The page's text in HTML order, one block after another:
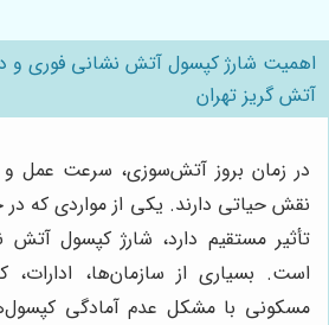
اهمیت شارژ کپسول آتش نشانی فوری و
آتش گریز تهران
در زمان بروز آتش‌سوزی، سرعت عمل و
نقش حیاتی دارند. یکی از مواردی که در
تأثیر مستقیم دارد، شارژ کپسول
است. بسیاری از سازمان‌ها، ادارات،
مسکونی با مشکل عدم آمادگی